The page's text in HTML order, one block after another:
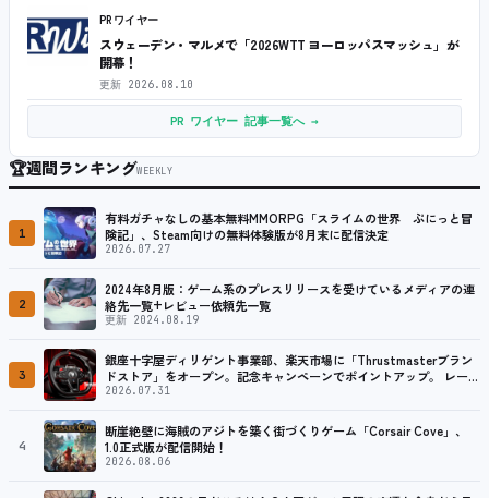
PRワイヤー
スウェーデン・マルメで「2026WTT ヨーロッパスマッシュ」が
開幕！
更新 2026.08.10
PR ワイヤー 記事一覧へ →
🏆週間ランキングWEEKLY
1
有料ガチャなしの基本無料MMORPG「スライムの世界 ぷにっと冒
険記」、Steam向けの無料体験版が8月末に配信決定
2026.07.27
2
2024年8月版：ゲーム系のプレスリリースを受けているメディアの連
絡先一覧+レビュー依頼先一覧
更新 2024.08.19
3
銀座十字屋ディリゲント事業部、楽天市場に「Thrustmasterブラン
ドストア」をオープン。記念キャンペーンでポイントアップ。 レーシ
ング／フライトシム向けコントローラーを中心に、幅広くラインナッ
2026.07.31
4
断崖絶壁に海賊のアジトを築く街づくりゲーム「Corsair Cove」、
1.0正式版が配信開始！
2026.08.06